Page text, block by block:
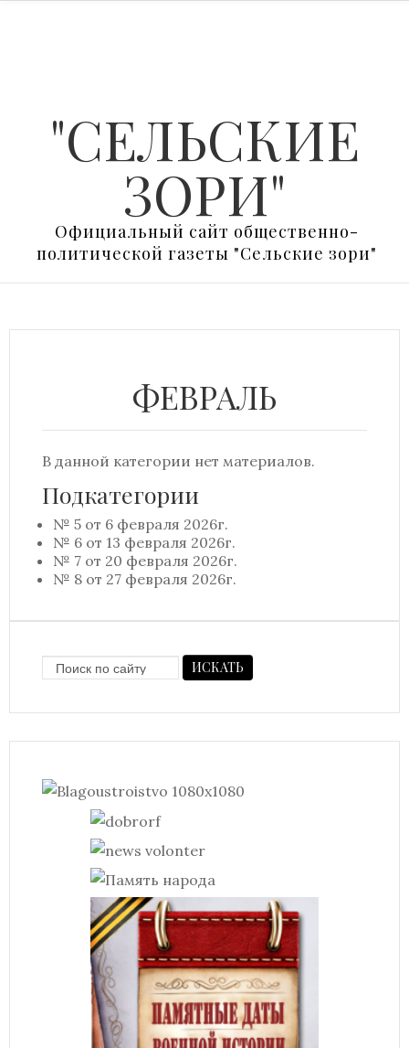
"СЕЛЬСКИЕ
ЗОРИ"
Официальный сайт общественно-
политической газеты "Сельские зори"
ФЕВРАЛЬ
В данной категории нет материалов.
Подкатегории
№ 5 от 6 февраля 2026г.
№ 6 от 13 февраля 2026г.
№ 7 от 20 февраля 2026г.
№ 8 от 27 февраля 2026г.
ИСКАТЬ